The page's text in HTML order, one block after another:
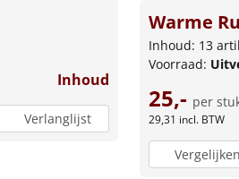
Inhoud
Verlanglijst
Warme
Inhoud: 13
Voorraad:
25,- per
29,31 incl. BTW
Vergelijken